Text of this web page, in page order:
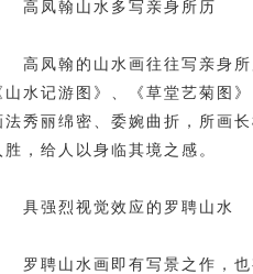
高凤翰山水多写亲身所历
高凤翰的山水画往往写亲身
山水记游图》、《草堂艺菊图
法秀丽绵密、委婉曲折，所画
胜，给人以身临其境之感。
具强烈视觉效应的罗聘山水
罗聘山水画即有写景之作，